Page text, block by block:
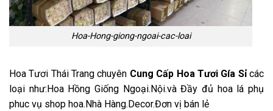
Hoa-Hong-giong-ngoai-cac-loai
Hoa Tươi Thái Trang chuyên Cung Cấp Hoa Tươi Gía Sỉcác
loại như:Hoa Hồng Giống Ngoại.Nội.và Đầy đủ hoa lá phụ
phuc vụ shop hoa.Nhà Hàng.Decor.Đơn vị bán lẻ